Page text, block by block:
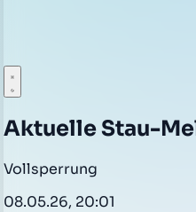
Aktuelle Stau-
Vollsperrung
08.05.26, 20:01